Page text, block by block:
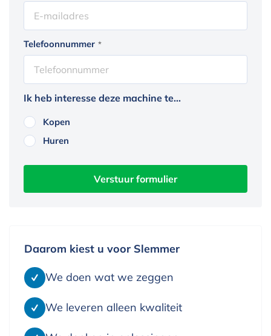
Telefoonnummer *
Ik heb interesse deze machine te...
Kopen
Huren
Daarom kiest u voor Slemmer
We doen wat we zeggen
We leveren alleen kwaliteit